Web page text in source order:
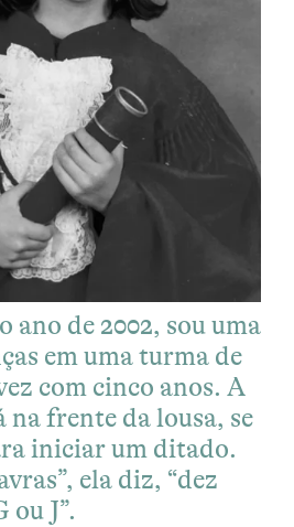
ano de 2002, sou uma
em uma turma de
com cinco anos. A
na frente da lousa, se
iniciar um ditado.
ela diz, “dez
ou J”.